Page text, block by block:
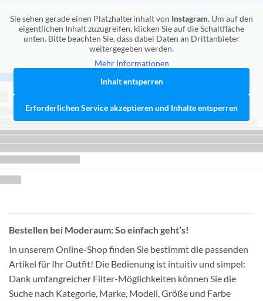
Sie sehen gerade einen Platzhalterinhalt von Instagram. Um auf den
eigentlichen Inhalt zuzugreifen, klicken Sie auf die Schaltfläche
unten. Bitte beachten Sie, dass dabei Daten an Drittanbieter
weitergegeben werden.
Mehr Informationen
Inhalt entsperren
Erforderlichen Service akzeptieren und Inhalte entsperren
Bestellen bei Moderaum: So einfach geht’s!
In unserem Online-Shop finden Sie bestimmt die passenden
Artikel für Ihr Outfit! Die Bedienung ist intuitiv und simpel:
Dank umfangreicher Filter-Möglichkeiten können Sie die
Suche nach Kategorie, Marke, Modell, Größe und Farbe